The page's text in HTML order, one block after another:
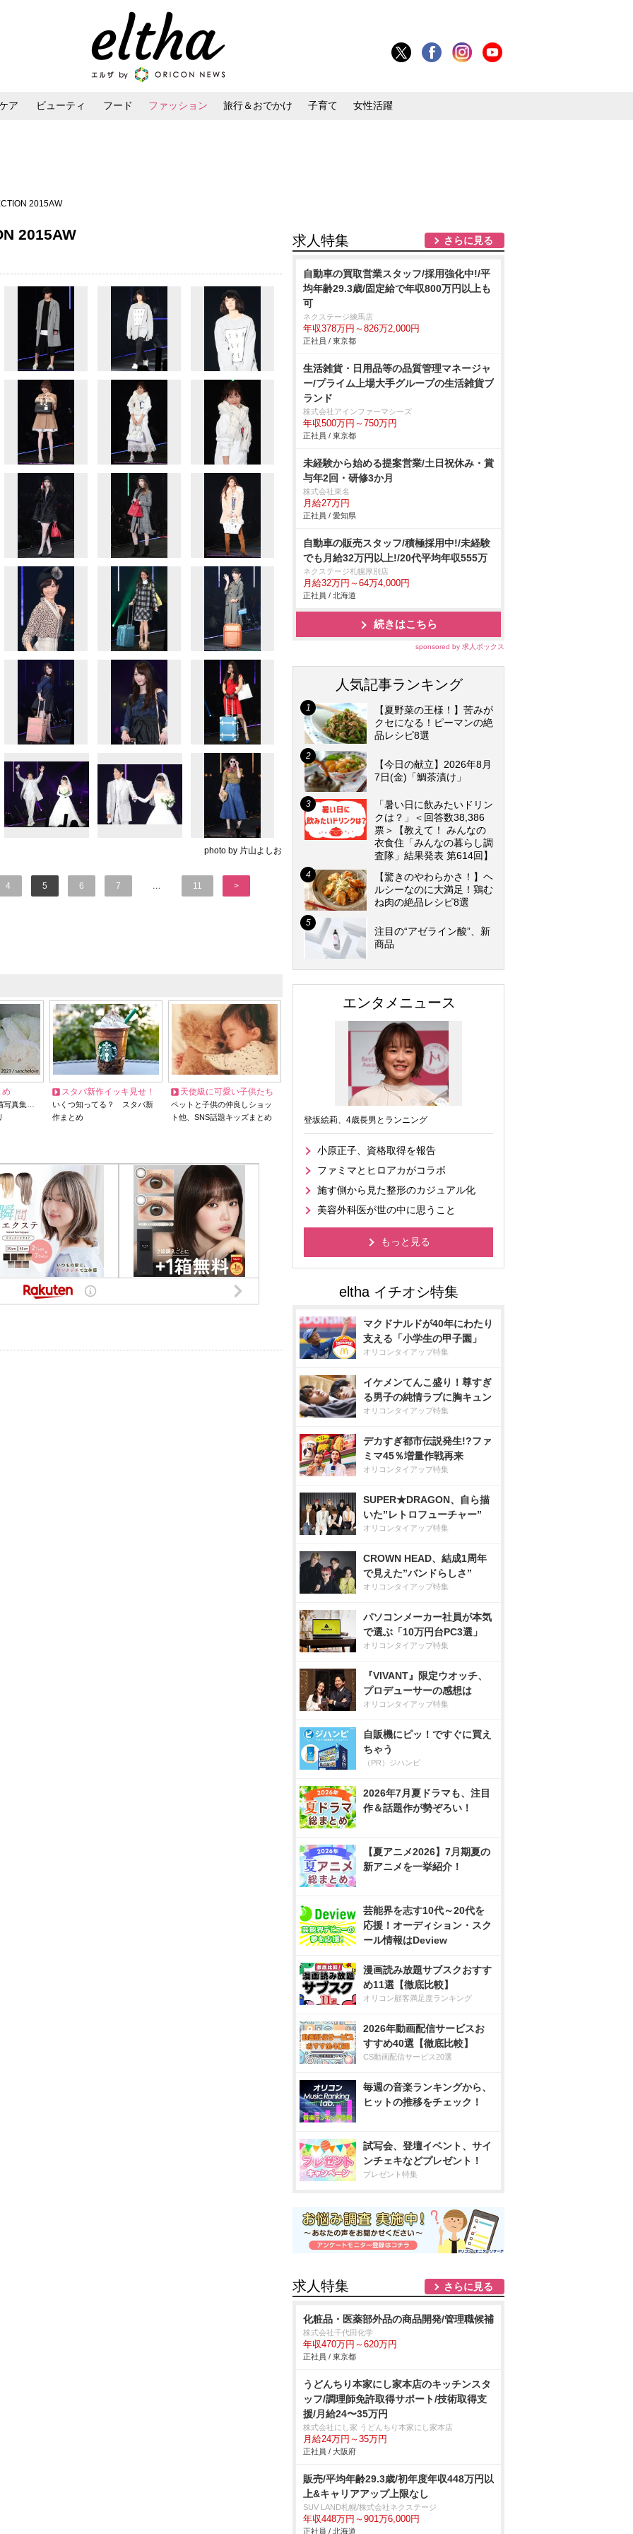
ア ビューティ フード ファッション 旅行＆おでかけ 子育て 女性活躍
2015AW
2015AW
photo by 片山よしお
4 5 6 7 … 11 >
め
写真集…
スタバ新作イッキ見せ！
いくつ知ってる？ スタバ新
作まとめ
天使級に可愛い子供たち
ペットと子供の仲良しショッ
ト他、SNS話題キッズまとめ
求人特集 さらに見る
自動車の買取営業スタッフ/採用強化中!/平
均年齢29.3歳/固定給で年収800万円以上も
可
ネクステージ練馬店
年収378万円～826万2,000円
正社員 / 東京都
生活雑貨・日用品等の品質管理マネージャ
ー/プライム上場大手グループの生活雑貨ブ
ランド
株式会社アインファーマシーズ
年収500万円～750万円
正社員 / 東京都
未経験から始める提案営業/土日祝休み・賞
与年2回・研修3か月
株式会社東名
月給27万円
正社員 / 愛知県
自動車の販売スタッフ/積極採用中!/未経験
でも月給32万円以上!/20代平均年収555万
ネクステージ札幌厚別店
月給32万円～64万4,000円
正社員 / 北海道
続きはこちら
sponsored by 求人ボックス
人気記事ランキング
【夏野菜の王様！】苦みが
クセになる！ピーマンの絶
品レシピ8選
【今日の献立】2026年8月
7日(金)「鯛茶漬け」
「暑い日に飲みたいドリン
クは？」＜回答数38,386
票＞【教えて！ みんなの
衣食住「みんなの暮らし調
査隊」結果発表 第614回】
【驚きのやわらかさ！】ヘ
ルシーなのに大満足！鶏む
ね肉の絶品レシピ8選
注目の“アゼライン酸”、新
商品
エンタメニュース
登坂絵莉、4歳長男とランニング
小原正子、資格取得を報告
ファミマとヒロアカがコラボ
施す側から見た整形のカジュアル化
美容外科医が世の中に思うこと
もっと見る
マクドナルドが40年にわたり
支える「小学生の甲子園」
オリコンタイアップ特集
イケメンてんこ盛り！尊すぎ
る男子の純情ラブに胸キュン
オリコンタイアップ特集
デカすぎ都市伝説発生!?ファ
ミマ45％増量作戦再来
オリコンタイアップ特集
SUPER★DRAGON、自ら描
いた”レトロフューチャー”
オリコンタイアップ特集
CROWN HEAD、結成1周年
で見えた”バンドらしさ”
オリコンタイアップ特集
パソコンメーカー社員が本気
で選ぶ「10万円台PC3選」
オリコンタイアップ特集
『VIVANT』限定ウオッチ、
プロデューサーの感想は
オリコンタイアップ特集
自販機にピッ！ですぐに買え
ちゃう
（PR）ジハンピ
2026年7月夏ドラマも、注目
作＆話題作が勢ぞろい！
【夏アニメ2026】7月期夏の
新アニメを一挙紹介！
芸能界を志す10代～20代を
応援！オーディション・スク
ール情報はDeview
漫画読み放題サブスクおすす
め11選【徹底比較】
オリコン顧客満足度ランキング
2026年動画配信サービスお
すすめ40選【徹底比較】
CS動画配信サービス20選
毎週の音楽ランキングから、
ヒットの推移をチェック！
試写会、登壇イベント、サイ
ンチェキなどプレゼント！
プレゼント特集
求人特集 さらに見る
化粧品・医薬部外品の商品開発/管理職候補
株式会社千代田化学
年収470万円～620万円
正社員 / 東京都
うどんちり本家にし家本店のキッチンスタ
ッフ/調理師免許取得サポート/技術取得支
援/月給24〜35万円
株式会社にし家 うどんちり本家にし家本店
月給24万円～35万円
正社員 / 大阪府
販売/平均年齢29.3歳/初年度年収448万円以
上&キャリアアップ上限なし
SUV LAND札幌/株式会社ネクステージ
年収448万円～901万6,000円
正社員 / 北海道